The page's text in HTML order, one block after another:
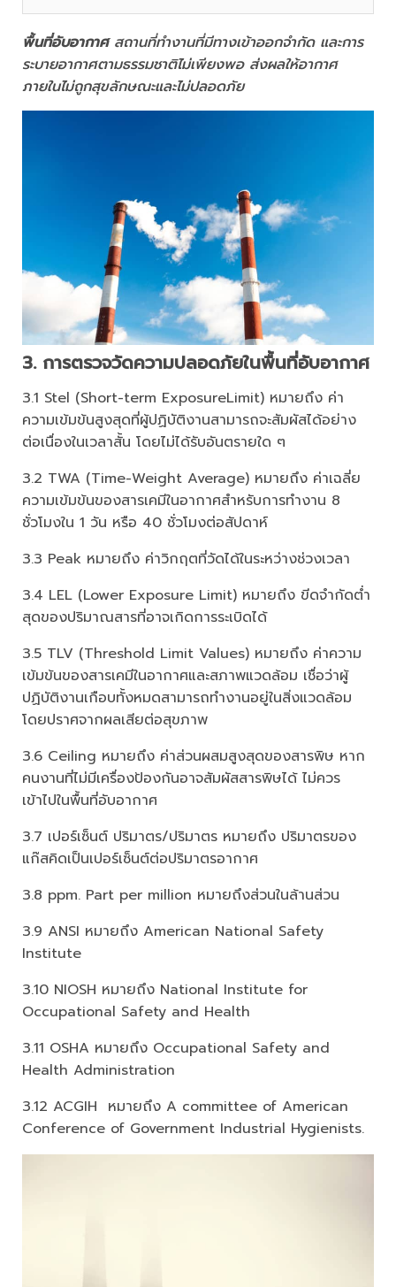
พื้นที่อับอากาศ สถานที่ทำงานที่มีทางเข้าออกจำกัด และการ
ระบายอากาศตามธรรมชาติไม่เพียงพอ ส่งผลให้อากาศ
ภายในไม่ถูกสุขลักษณะและไม่ปลอดภัย
3. การตรวจวัดความปลอดภัยในพื้นที่อับอากาศ
3.1 Stel (Short-term ExposureLimit) หมายถึง ค่า
ความเข้มข้นสูงสุดที่ผู้ปฏิบัติงานสามารถจะสัมผัสได้อย่าง
ต่อเนื่องในเวลาสั้น โดยไม่ได้รับอันตรายใด ๆ
3.2 TWA (Time-Weight Average) หมายถึง ค่าเฉลี่ย
ความเข้มข้นของสารเคมีในอากาศสำหรับการทำงาน 8
ชั่วโมงใน 1 วัน หรือ 40 ชั่วโมงต่อสัปดาห์
3.3 Peak หมายถึง ค่าวิกฤตที่วัดได้ในระหว่างช่วงเวลา
3.4 LEL (Lower Exposure Limit) หมายถึง ขีดจำกัดต่ำ
สุดของปริมาณสารที่อาจเกิดการระเบิดได้
3.5 TLV (Threshold Limit Values) หมายถึง ค่าความ
เข้มข้นของสารเคมีในอากาศและสภาพแวดล้อม เชื่อว่าผู้
ปฏิบัติงานเกือบทั้งหมดสามารถทำงานอยู่ในสิ่งแวดล้อม
โดยปราศจากผลเสียต่อสุขภาพ
3.6 Ceiling หมายถึง ค่าส่วนผสมสูงสุดของสารพิษ หาก
คนงานที่ไม่มีเครื่องป้องกันอาจสัมผัสสารพิษได้ ไม่ควร
เข้าไปในพื้นที่อับอากาศ
3.7 เปอร์เซ็นต์ ปริมาตร/ปริมาตร หมายถึง ปริมาตรของ
แก๊สคิดเป็นเปอร์เซ็นต์ต่อปริมาตรอากาศ
3.8 ppm. Part per million หมายถึงส่วนในล้านส่วน
3.9 ANSI หมายถึง American National Safety
Institute
3.10 NIOSH หมายถึง National Institute for
Occupational Safety and Health
3.11 OSHA หมายถึง Occupational Safety and
Health Administration
3.12 ACGIH หมายถึง A committee of American
Conference of Government Industrial Hygienists.